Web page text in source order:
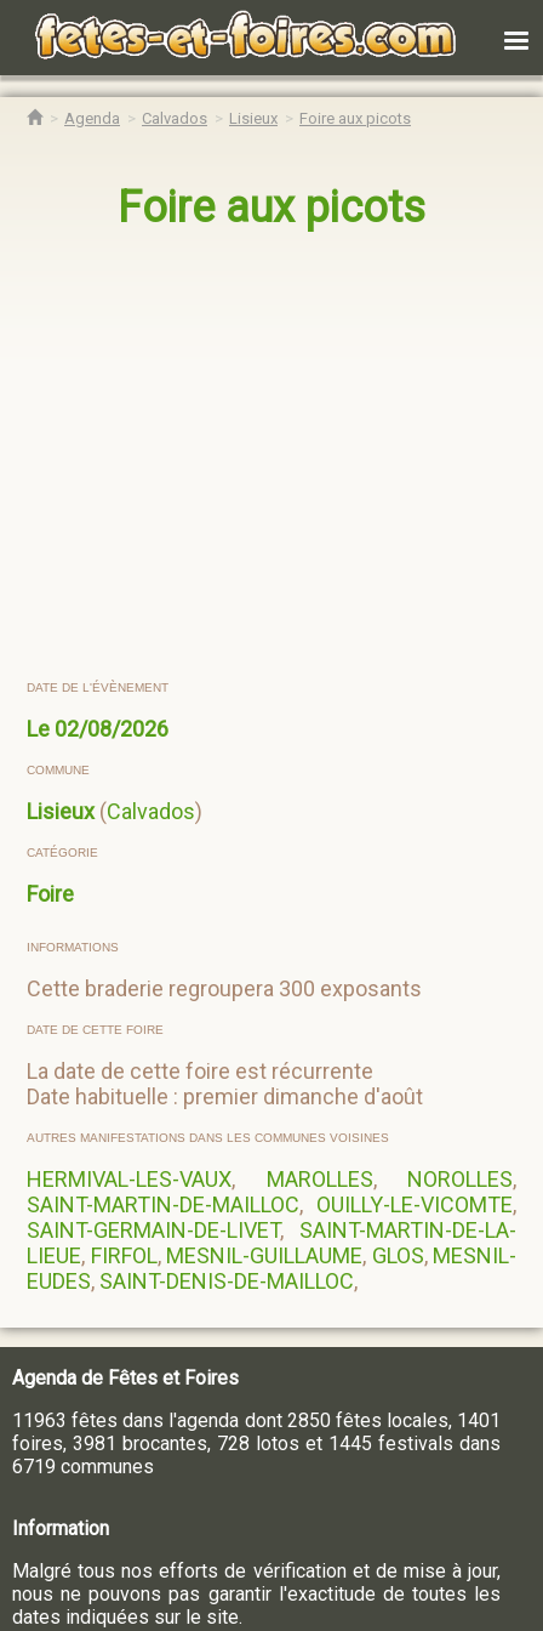
Agenda Calvados Lisieux Foire aux picots
Foire aux picots
DATE DE L'ÉVÈNEMENT
Le 02/08/2026
COMMUNE
Lisieux(Calvados)
CATÉGORIE
Foire
INFORMATIONS
Cette braderie regroupera 300 exposants
DATE DE CETTE FOIRE
La date de cette foire est récurrente
Date habituelle : premier dimanche d'août
AUTRES MANIFESTATIONS DANS LES COMMUNES VOISINES
HERMIVAL-LES-VAUX, MAROLLES, NOROLLES,
SAINT-MARTIN-DE-MAILLOC, OUILLY-LE-VICOMTE,
SAINT-GERMAIN-DE-LIVET, SAINT-MARTIN-DE-LA-
LIEUE, FIRFOL, MESNIL-GUILLAUME, GLOS, MESNIL-
EUDES, SAINT-DENIS-DE-MAILLOC,
Agenda de Fêtes et Foires
11963 fêtes dans l'agenda dont 2850 fêtes locales, 1401
foires, 3981 brocantes, 728 lotos et 1445 festivals dans
6719 communes
Information
Malgré tous nos efforts de vérification et de mise à jour,
nous ne pouvons pas garantir l'exactitude de toutes les
dates indiquées sur le site.